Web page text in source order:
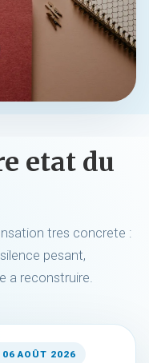
etat du
tres concrete :
pesant,
a reconstruire.
06 AOÛT 2026